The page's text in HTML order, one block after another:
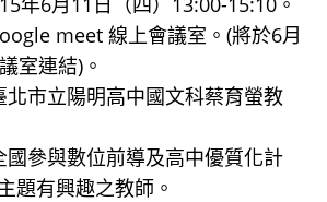
meet 線上會議室。(將於6月
室連結)。
北市立陽明高中國文科蔡育螢教
國參與數位前導及高中優質化計
題有興趣之教師。